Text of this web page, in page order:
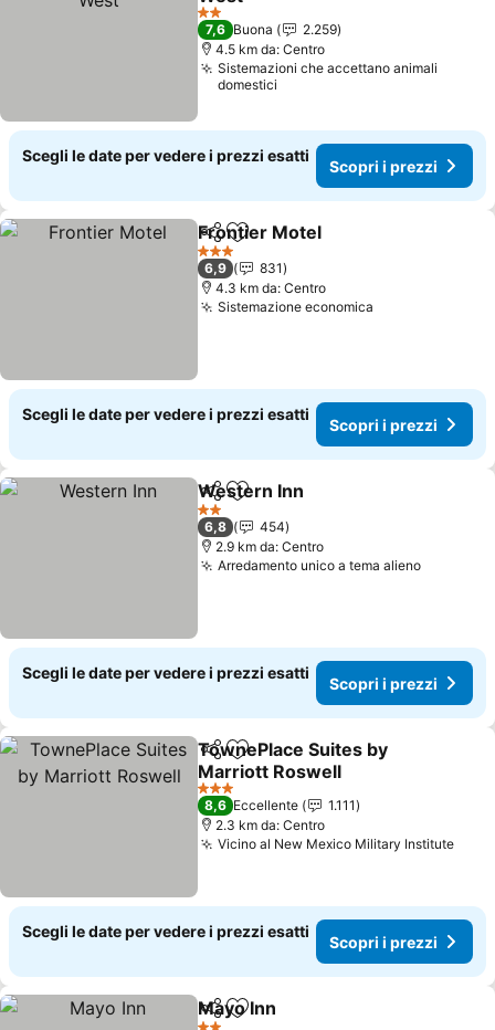
Scopri i prezzi
2 Stelle
7,6 Buona
2.259
4.5 km da: Centro
Sistemazioni che accettano animali
domestici
Scegli le date per vedere i prezzi esatti
Scopri i prezzi
CondividiAggiungi ai preferiti
Frontier Motel
3 Stelle
6,9
831
4.3 km da: Centro
Sistemazione economica
Scegli le date per vedere i prezzi esatti
Scopri i prezzi
CondividiAggiungi ai preferiti
Western Inn
2 Stelle
6,8
454
2.9 km da: Centro
Arredamento unico a tema alienoScopri i
Scegli le date per vedere i prezzi esatti
Scopri i prezzi
CondividiAggiungi ai preferiti
TownePlace Suites by
Marriott Roswell
Scopri i prezzi
3 Stelle
8,6 Eccellente
1.111
2.3 km da: Centro
Vicino al New Mexico Military Institute
Scegli le date per vedere i prezzi esatti
Scopri i prezzi
CondividiAggiungi ai preferiti
Mayo Inn